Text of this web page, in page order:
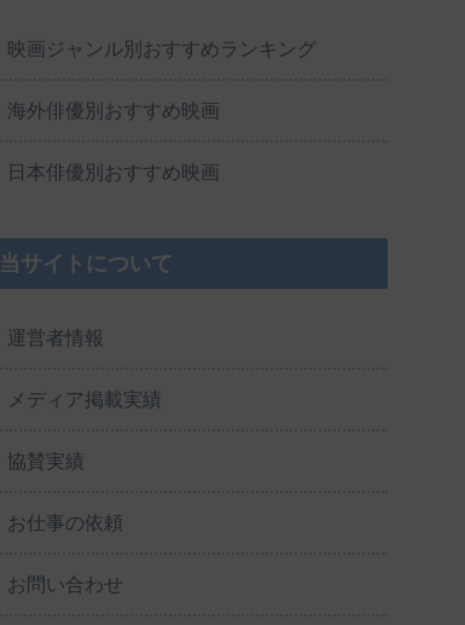
映画ジャンル別おすすめランキング
海外俳優別おすすめ映画
日本俳優別おすすめ映画
当サイトについて
運営者情報
メディア掲載実績
協賛実績
お仕事の依頼
お問い合わせ